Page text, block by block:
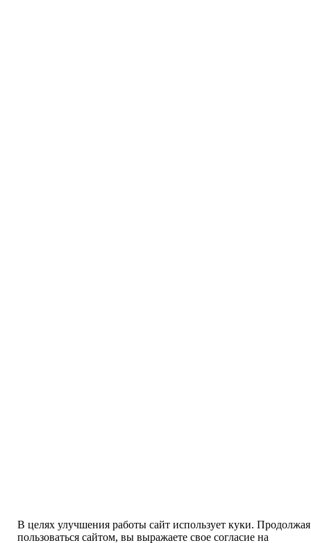
В целях улучшения работы сайт использует куки. Продолжая
пользоваться сайтом, вы выражаете свое согласие на